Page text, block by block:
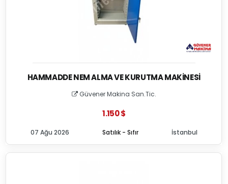
HAMMADDE NEM ALMA VE KURUTMA MAKINESI
Güvener Makina San.Tic.
1.150 $
Satılık - Sıfır
07 Ağu 2026 İstanbul